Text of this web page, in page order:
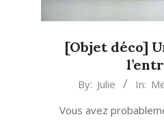
[Objet déco]
By: Julie In:
Vous avez